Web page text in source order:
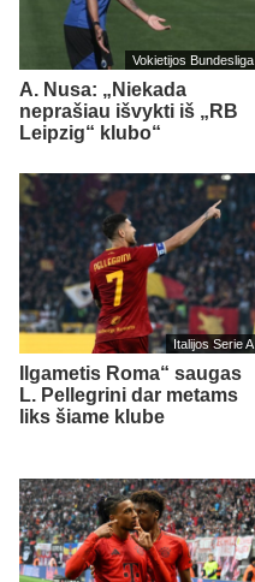
Vokietijos Bundesliga
A. Nusa: „Niekada
neprašiau išvykti iš „RB
Leipzig“ klubo“
Italijos Serie A
Ilgametis Roma“ saugas
L. Pellegrini dar metams
liks šiame klube